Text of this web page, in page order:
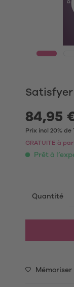
Satisfyer
84,95
Prix incl 20% de
GRATUITE à
Prêt à
Quantité
Mémoriser